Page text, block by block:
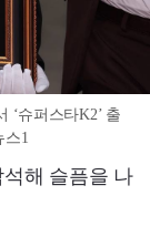
‘슈퍼스타K2’ 출
스1
해 슬픔을 나